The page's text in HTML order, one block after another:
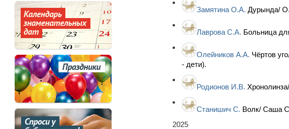
Замятина О.А. Дурында/
Лаврова С.А. Больница
Олейников А.А. Чёртов
- дети).
Родионов И.В.
Станишич С. Волк/ Саша
2025